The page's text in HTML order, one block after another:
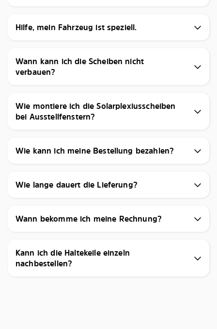
Hilfe, mein Fahrzeug ist speziell.
Wann kann ich die Scheiben nicht
verbauen?
Wie montiere ich die Solarplexiusscheiben
bei Ausstellfenstern?
Wie kann ich meine Bestellung bezahlen?
Wie lange dauert die Lieferung?
Wann bekomme ich meine Rechnung?
Kann ich die Haltekeile einzeln
nachbestellen?